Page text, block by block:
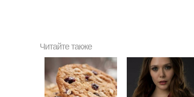
Читайте также